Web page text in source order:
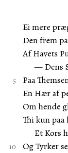
Ei mere
Den frem
Af Havets
— Dens
Paa
En Hær af
Om hende
Thi kun paa
Et Kors
Og Tyrker